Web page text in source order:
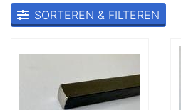
SORTEREN & FILTEREN